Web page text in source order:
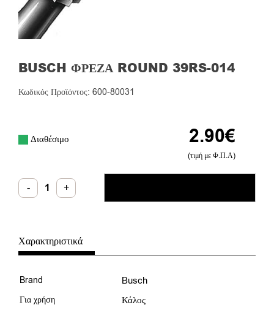
BUSCH ΦΡΈΖΑ ROUND 39RS-014
Κωδικός Προϊόντος: 600-80031
2.90€
(τιμή με Φ.Π.Α)
Διαθέσιμο
- Busch
Φρέζα
Round
+
Χαρακτηριστικά
Brand Busch
Για χρήση Κάλος